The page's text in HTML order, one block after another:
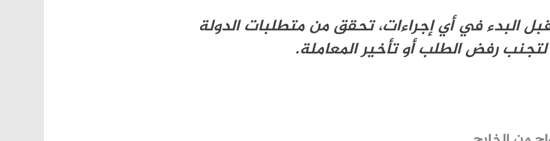
البدء في أي إجراءات، تحقق من متطلبات الدولة
لتجنب رفض الطلب أو تأخير المعاملة.